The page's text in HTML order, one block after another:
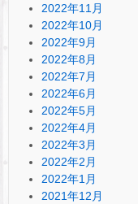
2022年11月
2022年10月
2022年9月
2022年8月
2022年7月
2022年6月
2022年5月
2022年4月
2022年3月
2022年2月
2022年1月
2021年12月